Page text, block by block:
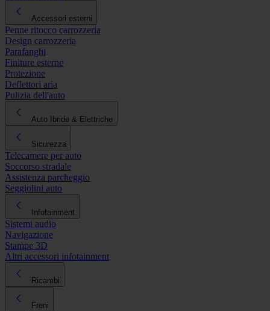
Accessori esterni
Penne ritocco carrozzeria
Design carrozzeria
Parafanghi
Finiture esterne
Protezione
Deflettori aria
Pulizia dell'auto
Auto Ibride & Elettriche
Sicurezza
Telecamere per auto
Soccorso stradale
Assistenza parcheggio
Seggiolini auto
Infotainment
Sistemi audio
Navigazione
Stampe 3D
Altri accessori infotainment
Ricambi
Freni